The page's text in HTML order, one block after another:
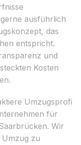
ausführlich
das
entspricht.
und
Kosten
Umzugsprofi
für
Wir
zu